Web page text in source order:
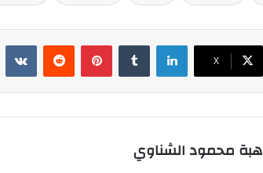
X
لينكدإن بينتيريست
هبة محمود الشناوي